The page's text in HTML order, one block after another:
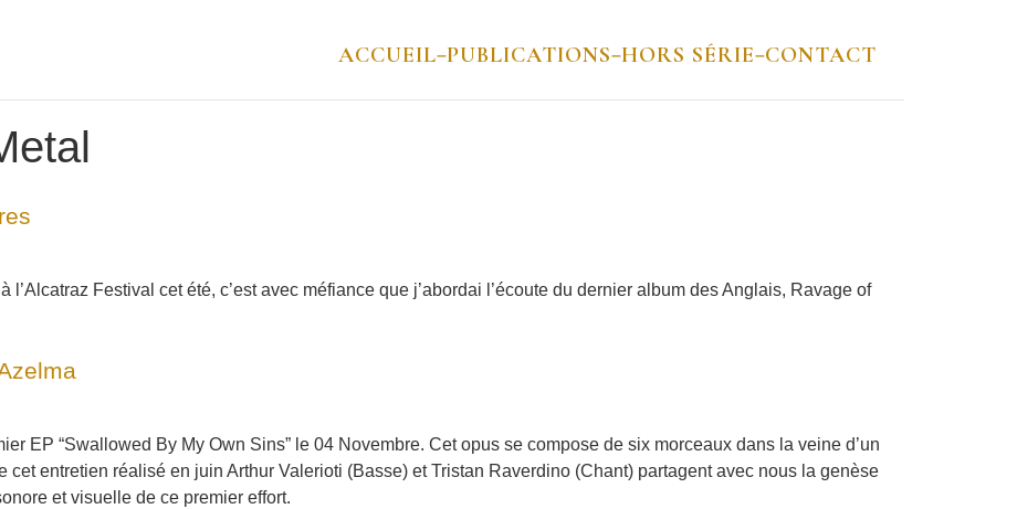
ACCUEIL–PUBLICATIONS–HORS SÉRIE–CONTACT
Festival cet été, c’est avec méfiance que j’abordai l’écoute du dernier album des Anglais, Ravage of
EP “Swallowed By My Own Sins” le 04 Novembre. Cet opus se compose de six morceaux dans la veine d’un
cet entretien réalisé en juin Arthur Valerioti (Basse) et Tristan Raverdino (Chant) partagent avec nous la genèse
et visuelle de ce premier effort.